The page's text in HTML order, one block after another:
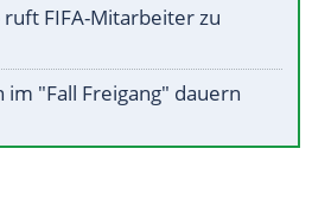
FIFA-Mitarbeiter zu
im "Fall Freigang" dauern